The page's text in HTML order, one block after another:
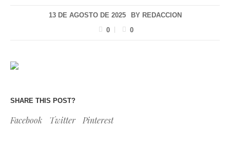
13 DE AGOSTO DE 2025 BY REDACCION
0
0
SHARE THIS POST?
Facebook Twitter Pinterest